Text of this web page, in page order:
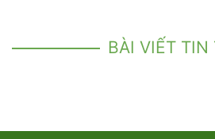
BÀI VIẾT TIN